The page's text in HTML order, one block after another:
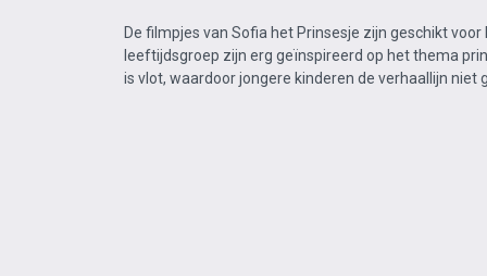
De filmpjes van Sofia het Prinsesje zijn geschikt
leeftijdsgroep zijn erg geïnspireerd op het thema
is vlot, waardoor jongere kinderen de verhaallijn niet